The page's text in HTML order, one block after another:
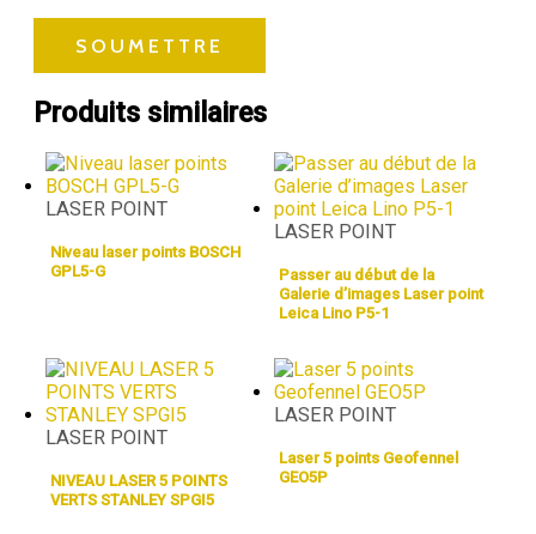
Produits similaires
LASER POINT
Niveau laser points BOSCH
GPL5-G
LASER POINT
Passer au début de la
Galerie d’images Laser point
Leica Lino P5-1
LASER POINT
NIVEAU LASER 5 POINTS
VERTS STANLEY SPGI5
LASER POINT
Laser 5 points Geofennel
GEO5P